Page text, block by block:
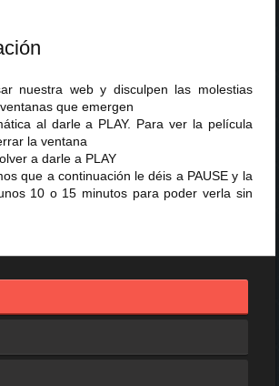
nuestra web y disculpen las molestias
que emergen
al darle a PLAY. Para ver la película
la ventana
a darle a PLAY
que a continuación le déis a PAUSE y la
10 o 15 minutos para poder verla sin